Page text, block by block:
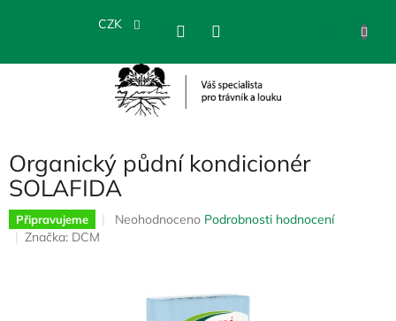
CZK
Organický půdní kondicionér
SOLAFIDA
Připravujeme
Průměrné
Neohodnoceno Podrobnosti hodnocení
Značka: DCM